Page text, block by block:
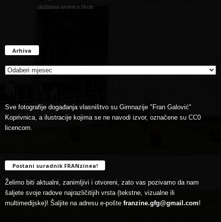
službena stranica škole
Arhiva
Sve fotografije događanja vlasništvo su Gimnazije "Fran Galović"
Koprivnica, a ilustracije kojima se ne navodi izvor, označene su CC0
licencom.
Postani suradnik FRANzinea!
Želimo biti aktualni, zanimljivi i otvoreni, zato vas pozivamo da nam
šaljete svoje radove najrazličitijih vrsta (tekstne, vizualne ili
multimedijske)! Šaljite na adresu e-pošte franzine.gfg@gmail.com!